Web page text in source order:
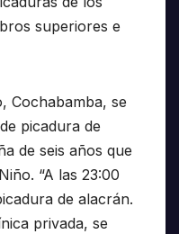
superiores e
Cochabamba, se
picadura de
de seis años que
“A las 23:00
de alacrán.
privada, se